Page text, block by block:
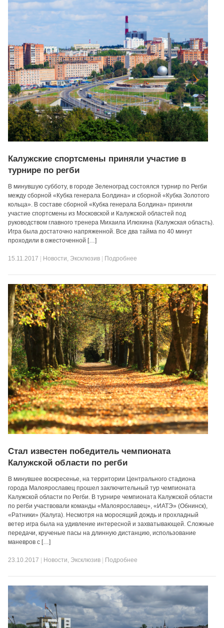
Калужские спортсмены приняли участие в
турнире по регби
В минувшую субботу, в городе Зеленоград состоялся турнир по Регби
между сборной «Кубка генерала Болдина» и сборной «Кубка Золотого
кольца». В составе сборной «Кубка генерала Болдина» приняли
участие спортсмены из Московской и Калужской областей под
руководством главного тренера Михаила Илюхина (Калужская область).
Игра была достаточно напряженной. Все два тайма по 40 минут
проходили в ожесточенной […]
15.11.2017 Новости, Эксклюзив Подробнее
Стал известен победитель чемпионата
Калужской области по регби
В минувшее воскресенье, на территории Центрального стадиона
города Малоярославец прошел заключительный тур чемпионата
Калужской области по Регби. В турнире чемпионата Калужской области
по регби участвовали команды «Малоярославец», «ИАТЭ» (Обнинск),
«Ратники» (Калуга). Несмотря на моросящий дождь и прохладный
ветер игра была на удивление интересной и захватывающей. Сложные
передачи, крученые пасы на длинную дистанцию, использование
маневров с […]
23.10.2017 Новости, Эксклюзив Подробнее